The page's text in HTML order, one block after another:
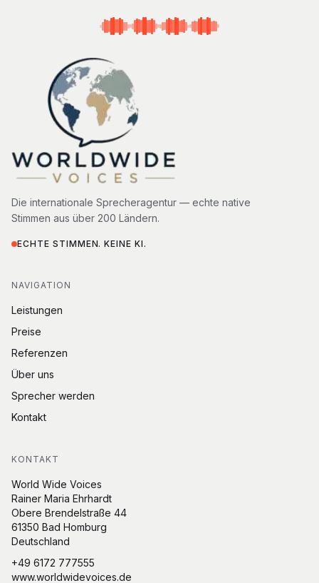
Die internationale Sprecheragentur — echte native
Stimmen aus über 200 Ländern.
ECHTE STIMMEN. KEINE KI.
NAVIGATION
Leistungen
Preise
Referenzen
Über uns
Sprecher werden
Kontakt
KONTAKT
World Wide Voices
Rainer Maria Ehrhardt
Obere Brendelstraße 44
61350 Bad Homburg
Deutschland
+49 6172 777555
www.worldwidevoices.de